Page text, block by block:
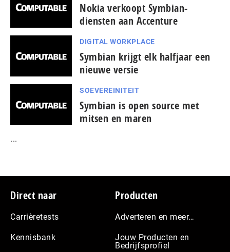
Nokia verkoopt Symbian-
diensten aan Accenture
DIGITAL WORKPLACE
Symbian krijgt elk halfjaar een
nieuwe versie
SOEVEREINITEIT
Symbian is open source met
mitsen en maren
...
Footer
Direct naar
Carrièretests
Kennisbank
Producten
Adverteren en meer…
Jouw Producten en
Bedrijfsprofiel